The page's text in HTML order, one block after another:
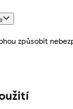
způsobit